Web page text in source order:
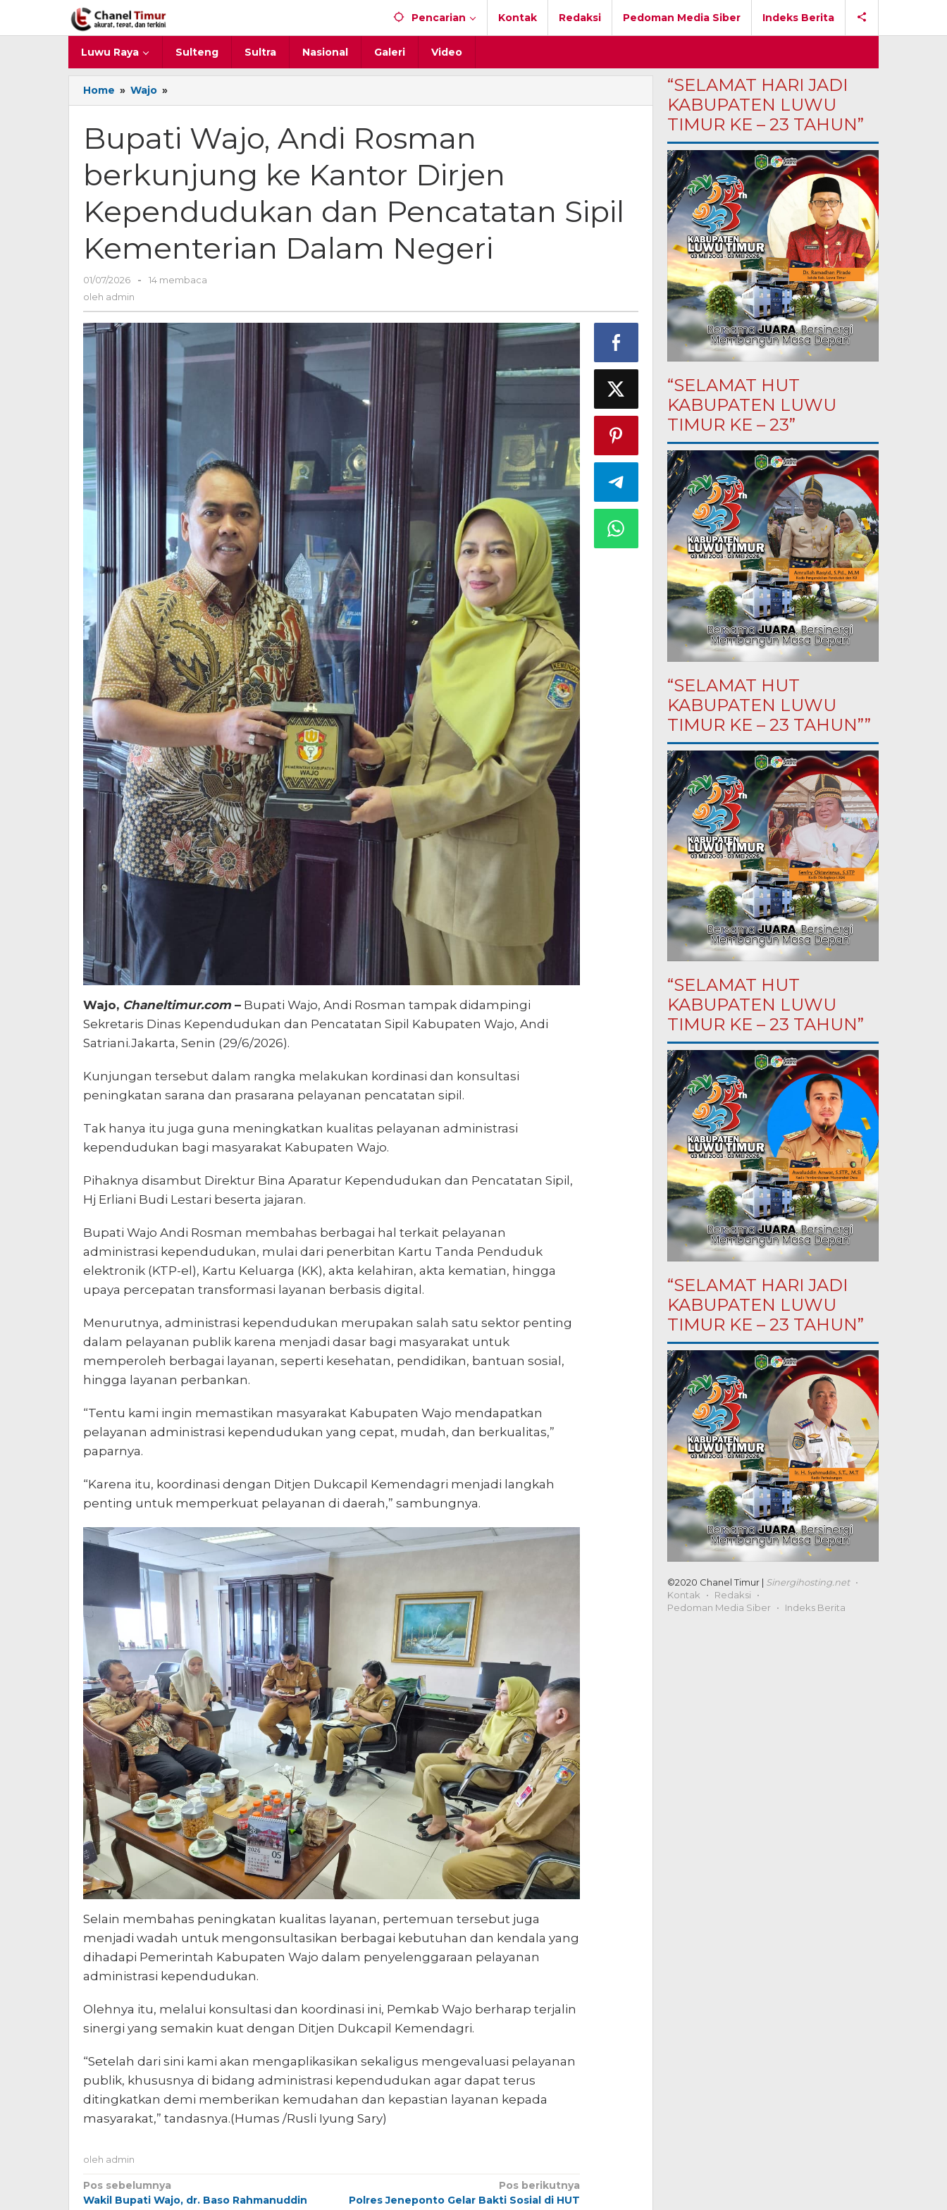
konten
Pencarian Kontak Redaksi Pedoman Media Siber Indeks Berita
Luwu Raya Sulteng Sultra Nasional Galeri Video
Home » Wajo »
Wajo,
Rosman
berkunjung
Kantor
Dirjen
Kependudukan
dan
Pencatatan
Sipil
Dalam
Bupati Wajo, Andi Rosman
berkunjung ke Kantor Dirjen
Kependudukan dan Pencatatan Sipil
Kementerian Dalam Negeri
01/07/2026
oleh
-
14 membaca
oleh admin
Wajo, Chaneltimur.com– Bupati Wajo, Andi Rosman tampak didampingi
Sekretaris Dinas Kependudukan dan Pencatatan Sipil Kabupaten Wajo, Andi
Satriani.Jakarta, Senin (29/6/2026).
Kunjungan tersebut dalam rangka melakukan kordinasi dan konsultasi
peningkatan sarana dan prasarana pelayanan pencatatan sipil.
Tak hanya itu juga guna meningkatkan kualitas pelayanan administrasi
kependudukan bagi masyarakat Kabupaten Wajo.
Pihaknya disambut Direktur Bina Aparatur Kependudukan dan Pencatatan Sipil,
Hj Erliani Budi Lestari beserta jajaran.
Bupati Wajo Andi Rosman membahas berbagai hal terkait pelayanan
administrasi kependudukan, mulai dari penerbitan Kartu Tanda Penduduk
elektronik (KTP-el), Kartu Keluarga (KK), akta kelahiran, akta kematian, hingga
upaya percepatan transformasi layanan berbasis digital.
Menurutnya, administrasi kependudukan merupakan salah satu sektor penting
dalam pelayanan publik karena menjadi dasar bagi masyarakat untuk
memperoleh berbagai layanan, seperti kesehatan, pendidikan, bantuan sosial,
hingga layanan perbankan.
“Tentu kami ingin memastikan masyarakat Kabupaten Wajo mendapatkan
pelayanan administrasi kependudukan yang cepat, mudah, dan berkualitas,”
paparnya.
“Karena itu, koordinasi dengan Ditjen Dukcapil Kemendagri menjadi langkah
penting untuk memperkuat pelayanan di daerah,” sambungnya.
Selain membahas peningkatan kualitas layanan, pertemuan tersebut juga
menjadi wadah untuk mengonsultasikan berbagai kebutuhan dan kendala yang
dihadapi Pemerintah Kabupaten Wajo dalam penyelenggaraan pelayanan
administrasi kependudukan.
Olehnya itu, melalui konsultasi dan koordinasi ini, Pemkab Wajo berharap terjalin
sinergi yang semakin kuat dengan Ditjen Dukcapil Kemendagri.
“Setelah dari sini kami akan mengaplikasikan sekaligus mengevaluasi pelayanan
publik, khususnya di bidang administrasi kependudukan agar dapat terus
ditingkatkan demi memberikan kemudahan dan kepastian layanan kepada
masyarakat,” tandasnya.(Humas /Rusli Iyung Sary)
oleh admin
Navigasi
Pos sebelumnya
Wakil Bupati Wajo, dr. Baso Rahmanuddin
Pos berikutnya
Polres Jeneponto Gelar Bakti Sosial di HUT
“SELAMAT HARI JADI
KABUPATEN LUWU
TIMUR KE – 23 TAHUN”
“SELAMAT HUT
KABUPATEN LUWU
TIMUR KE – 23”
“SELAMAT HUT
KABUPATEN LUWU
TIMUR KE – 23 TAHUN””
“SELAMAT HUT
KABUPATEN LUWU
TIMUR KE – 23 TAHUN”
“SELAMAT HARI JADI
KABUPATEN LUWU
TIMUR KE – 23 TAHUN”
©2020 Chanel Timur | Sinergihosting.net
Kontak
Redaksi
Pedoman Media Siber
Indeks Berita